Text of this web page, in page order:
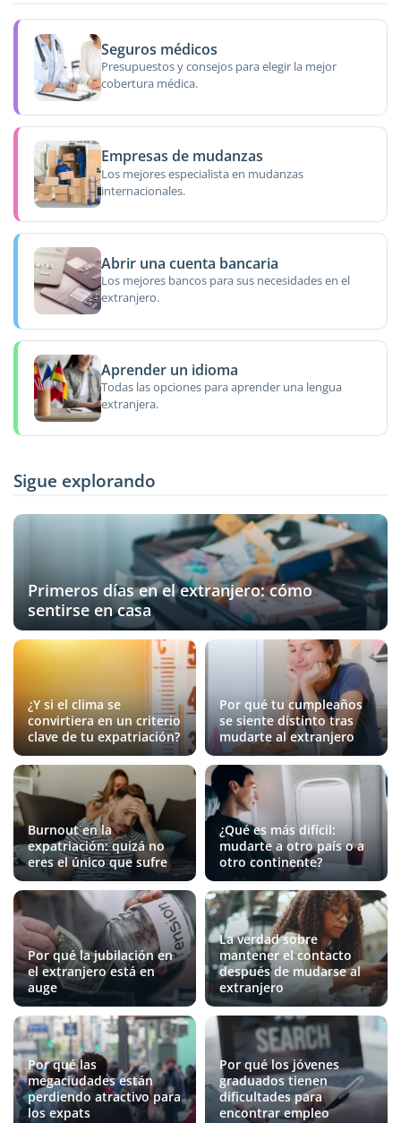
Seguros médicos
Presupuestos y consejos para elegir la mejor
cobertura médica.
Empresas de mudanzas
Los mejores especialista en mudanzas
internacionales.
Abrir una cuenta bancaria
Los mejores bancos para sus necesidades en el
extranjero.
Aprender un idioma
Todas las opciones para aprender una lengua
extranjera.
Sigue explorando
Primeros días en el extranjero: cómo
sentirse en casa
¿Y si el clima se
convirtiera en un criterio
clave de tu expatriación?
Por qué tu cumpleaños
se siente distinto tras
mudarte al extranjero
Burnout en la
expatriación: quizá no
eres el único que sufre
¿Qué es más difícil:
mudarte a otro país o a
otro continente?
Por qué la jubilación en
el extranjero está en
auge
La verdad sobre
mantener el contacto
después de mudarse al
extranjero
Por qué las
megaciudades están
perdiendo atractivo para
los expats
Por qué los jóvenes
graduados tienen
dificultades para
encontrar empleo